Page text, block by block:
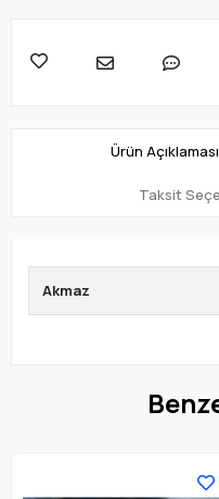
Ürün Açıklaması
Taksit
Akmaz